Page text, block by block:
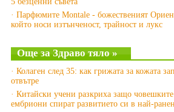
· Парфюмите Montale - божественият
който носи изтънченост, трайност и лукс
Още за Здраво тяло »
· Колаген след 35: как грижата за кожата
отвътре
· Китайски учени разкриха защо човешките
ембриони спират развитието си в най-